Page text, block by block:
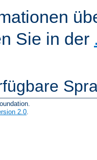
Sie in der
2.0